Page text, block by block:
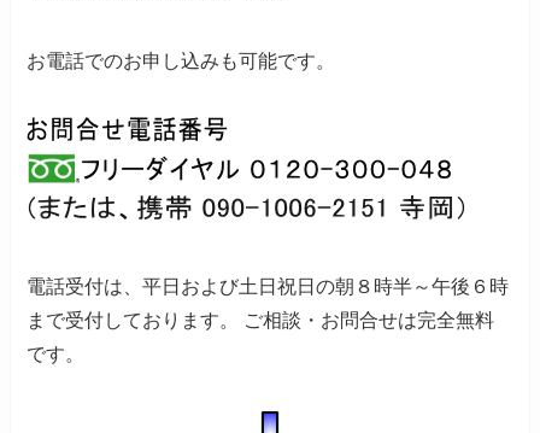
お電話でのお申し込みも可能です。
電話受付は、平日および土日祝日の朝８時半～午後６時
まで受付しております。
ご相談・お問合せは完全無料
です。